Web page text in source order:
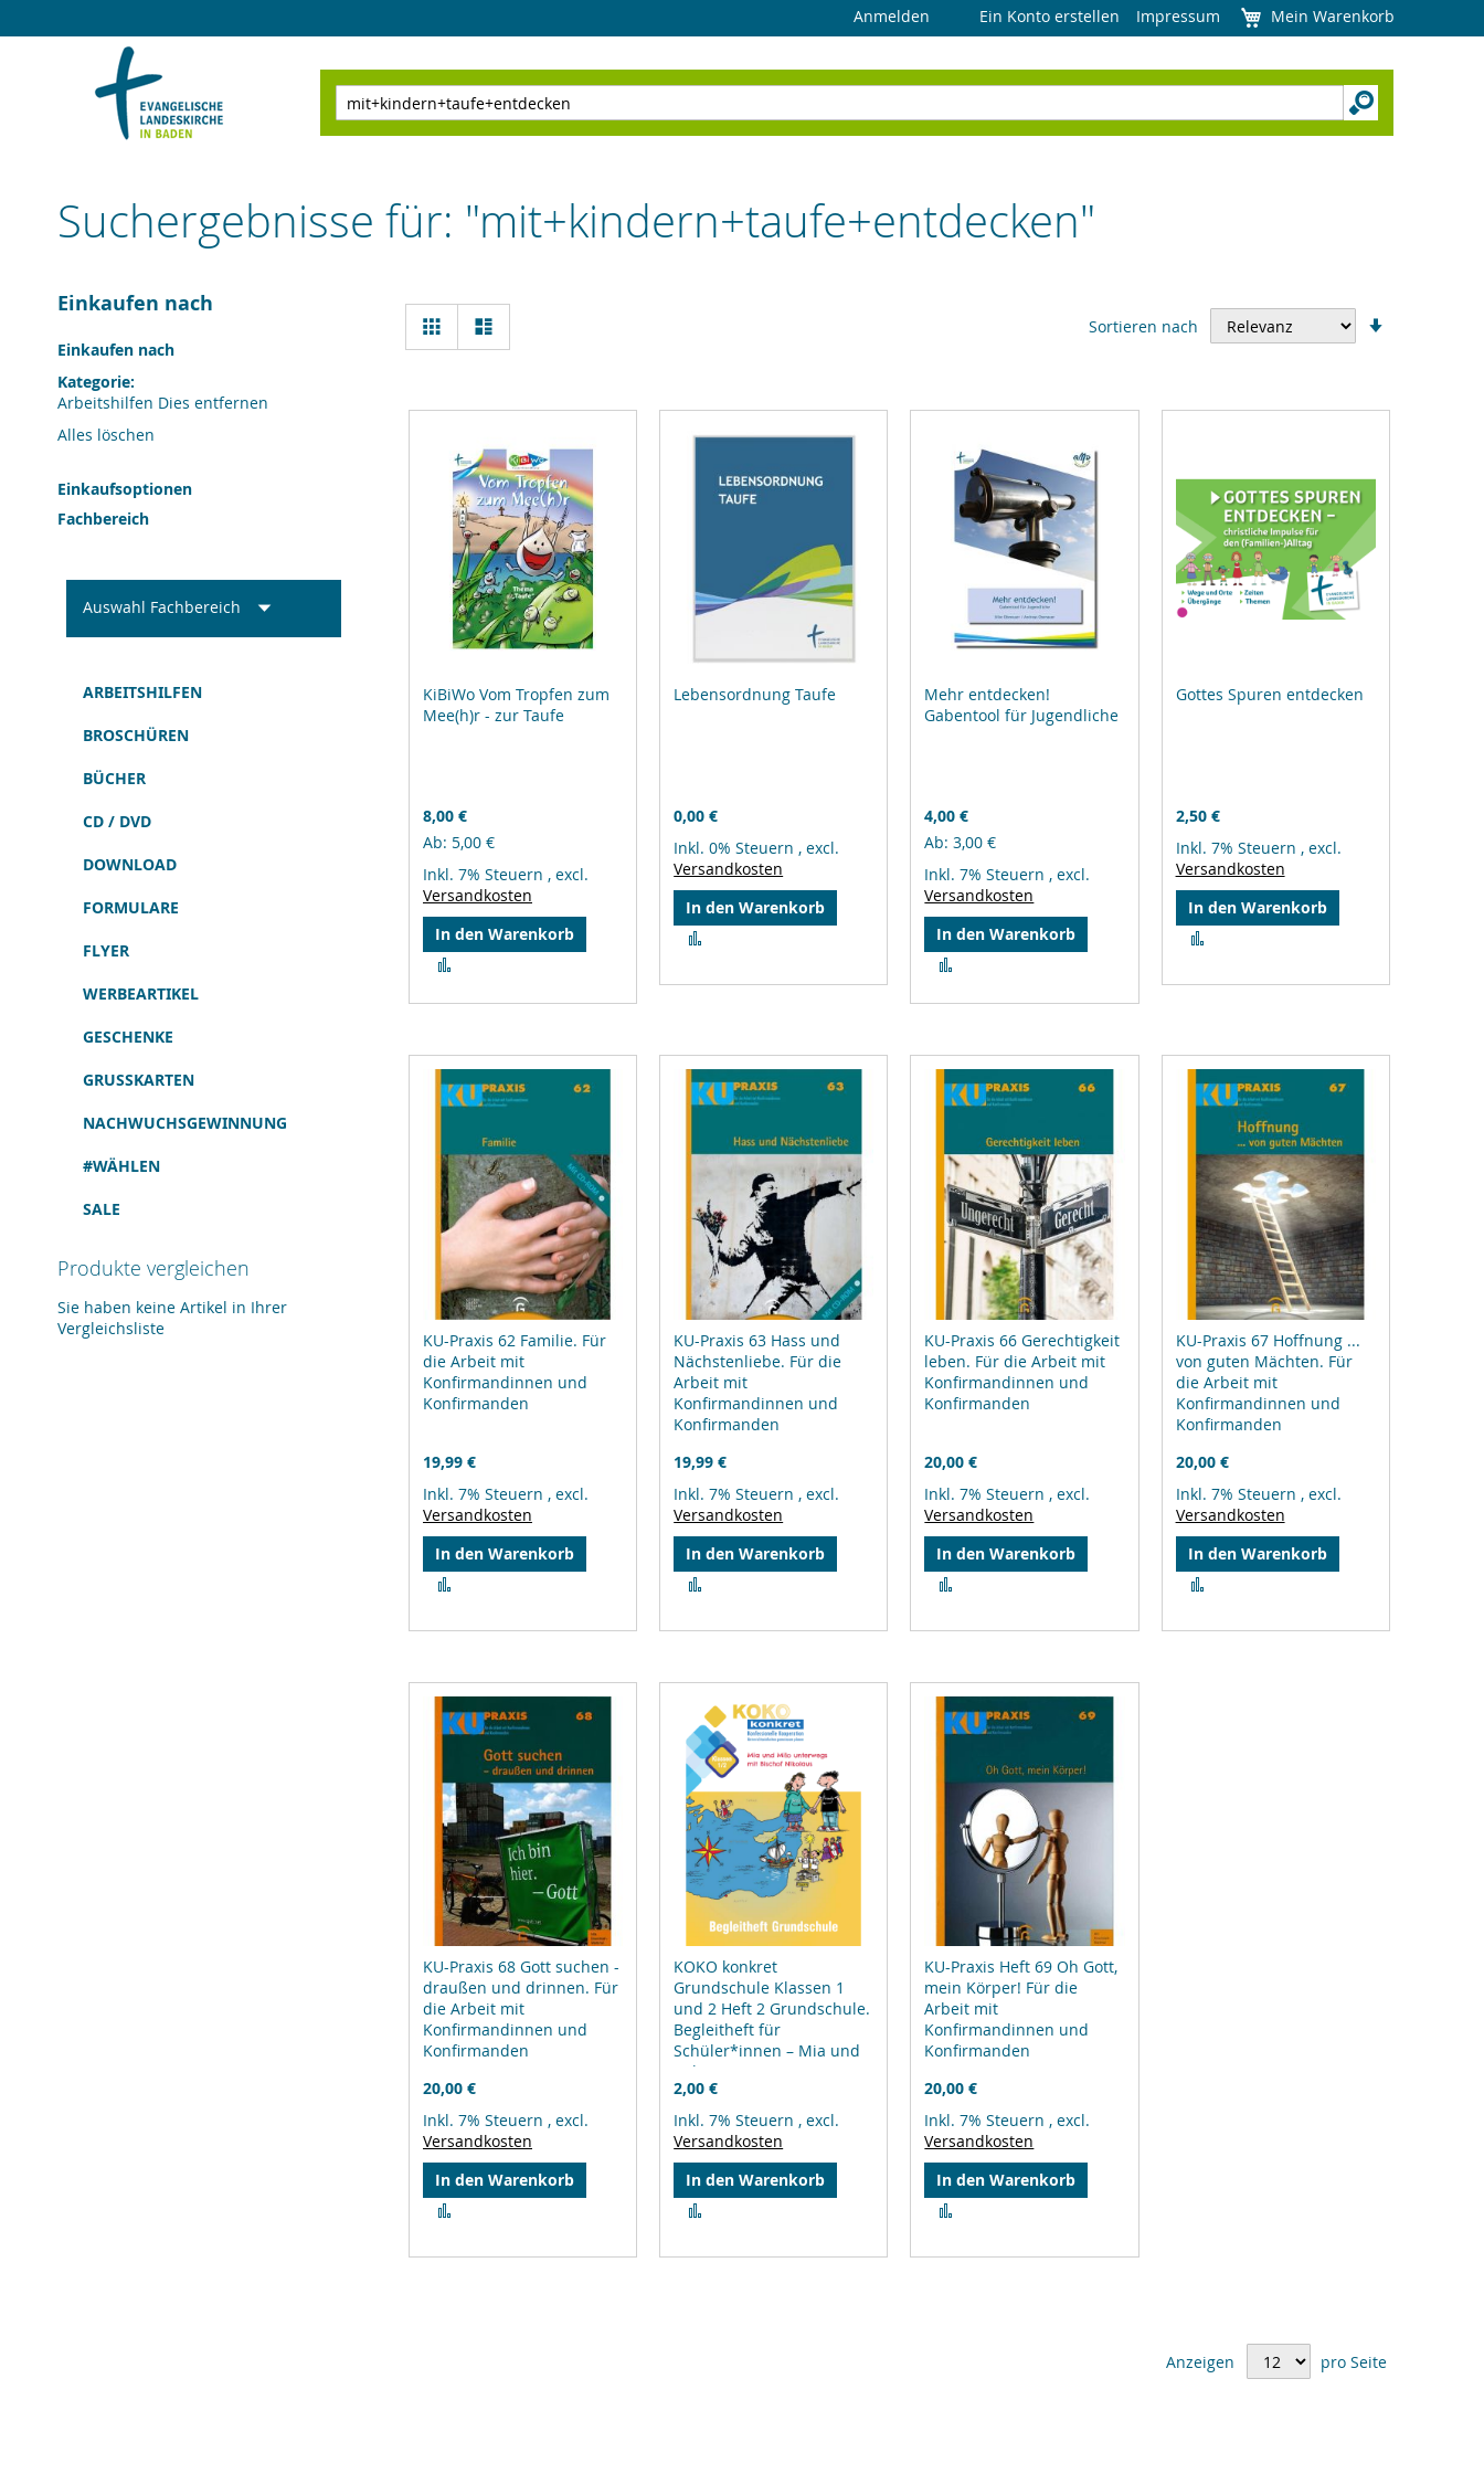
Anmelden Ein Konto erstellen Impressum Mein Warenkorb
Suchen
Suchergebnisse für: "mit+kindern+taufe+entdecken"
Ansicht
als
Raster Sortieren nach
KiBiWo Vom Tropfen zum
Mee(h)r - zur Taufe
8,00 €
Ab 5,00 €
Inkl. 7% Steuern , excl.
Versandkosten
In den Warenkorb
hinzufügen
Lebensordnung Taufe
0,00 €
Inkl. 0% Steuern ,excl.
Versandkosten
In den Warenkorb
Mehr entdecken!
Gabentool für Jugendliche
4,00 €
Ab 3,00 €
Inkl. 7% Steuern ,excl.
Versandkosten
In den Warenkorb
hinzufügen
Gottes Spuren entdecken
2,50 €
Inkl. 7% Steuern , excl.
Versandkosten
In den Warenkorb
KU-Praxis 62 Familie. Für
die Arbeit mit
Konfirmandinnen und
Konfirmanden
19,99 €
Inkl. 7% Steuern , excl.
Versandkosten
In den Warenkorb
KU-Praxis 63 Hass und
Nächstenliebe. Für die
Arbeit mit
Konfirmandinnen und
Konfirmanden
19,99 €
Inkl. 7% Steuern ,excl.
Versandkosten
In den Warenkorb
KU-Praxis 66 Gerechtigkeit
leben. Für die Arbeit mit
Konfirmandinnen und
Konfirmanden
20,00 €
Inkl. 7% Steuern ,excl.
Versandkosten
In den Warenkorb
KU-Praxis 67 Hoffnung ...
von guten Mächten. Für
die Arbeit mit
Konfirmandinnen und
Konfirmanden
20,00 €
Inkl. 7% Steuern , excl.
Versandkosten
In den Warenkorb
KU-Praxis 68 Gott suchen -
draußen und drinnen. Für
die Arbeit mit
Konfirmandinnen und
Konfirmanden
20,00 €
Inkl. 7% Steuern , excl.
Versandkosten
In den Warenkorb
KOKO konkret
Grundschule Klassen 1
und 2 Heft 2 Grundschule.
Begleitheft für
Schüler*innen – Mia und
Milo unterwegs mit
Bischof Nikolaus
2,00 €
Inkl. 7% Steuern ,excl.
Versandkosten
In den Warenkorb
KU-Praxis Heft 69 Oh Gott,
mein Körper! Für die
Arbeit mit
Konfirmandinnen und
Konfirmanden
20,00 €
Inkl. 7% Steuern ,excl.
Versandkosten
In den Warenkorb
Anzeigen pro Seite
Einkaufen nach
Einkaufen nach
Kategorie
Arbeitshilfen Dies entfernen
Alles löschen
Einkaufsoptionen
Fachbereich
Auswahl Fachbereich
ARBEITSHILFEN
BROSCHÜREN
BÜCHER
CD / DVD
DOWNLOAD
FORMULARE
FLYER
WERBEARTIKEL
GESCHENKE
GRUSSKARTEN
NACHWUCHSGEWINNUNG
#WÄHLEN
SALE
Produkte vergleichen
Sie haben keine Artikel in Ihrer
Vergleichsliste